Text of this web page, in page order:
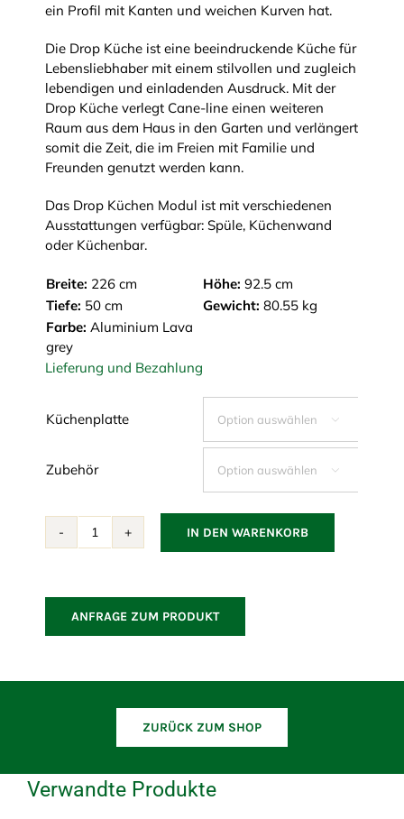
ein Profil mit Kanten und weichen Kurven hat.
Die Drop Küche ist eine beeindruckende Küche für
Lebensliebhaber mit einem stilvollen und zugleich
lebendigen und einladenden Ausdruck. Mit der
Drop Küche verlegt Cane-line einen weiteren
Raum aus dem Haus in den Garten und verlängert
somit die Zeit, die im Freien mit Familie und
Freunden genutzt werden kann.
Das Drop Küchen Modul ist mit verschiedenen
Ausstattungen verfügbar: Spüle, Küchenwand
oder Küchenbar.
Breite: 226 cm Höhe: 92.5 cm
Tiefe: 50 cm Gewicht: 80.55 kg
Farbe: Aluminium Lava
grey
Lieferung und Bezahlung
Küchenplatte 
Zubehör 
Drop
IN DEN WARENKORB
ANFRAGE ZUM PRODUKT
ZURÜCK ZUM SHOP
Verwandte Produkte